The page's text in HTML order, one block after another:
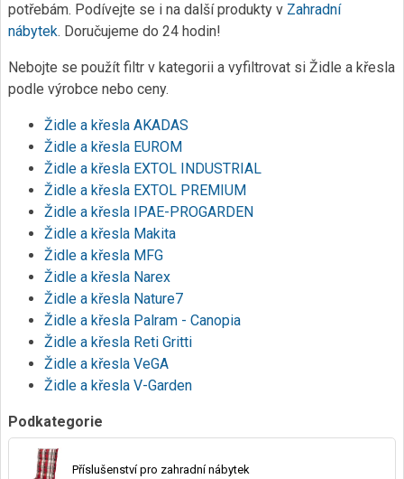
potřebám. Podívejte se i na další produkty v Zahradní
nábytek. Doručujeme do 24 hodin!
Nebojte se použít filtr v kategorii a vyfiltrovat si Židle a křesla
podle výrobce nebo ceny.
Židle a křesla AKADAS
Židle a křesla EUROM
Židle a křesla EXTOL INDUSTRIAL
Židle a křesla EXTOL PREMIUM
Židle a křesla IPAE-PROGARDEN
Židle a křesla Makita
Židle a křesla MFG
Židle a křesla Narex
Židle a křesla Nature7
Židle a křesla Palram - Canopia
Židle a křesla Reti Gritti
Židle a křesla VeGA
Židle a křesla V-Garden
Podkategorie
Příslušenství pro zahradní nábytek